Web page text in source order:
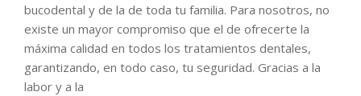
bucodental y de la de toda tu familia. Para nosotros, no
existe un mayor compromiso que el de ofrecerte la
máxima calidad en todos los tratamientos dentales,
garantizando, en todo caso, tu seguridad. Gracias a la
labor y a la